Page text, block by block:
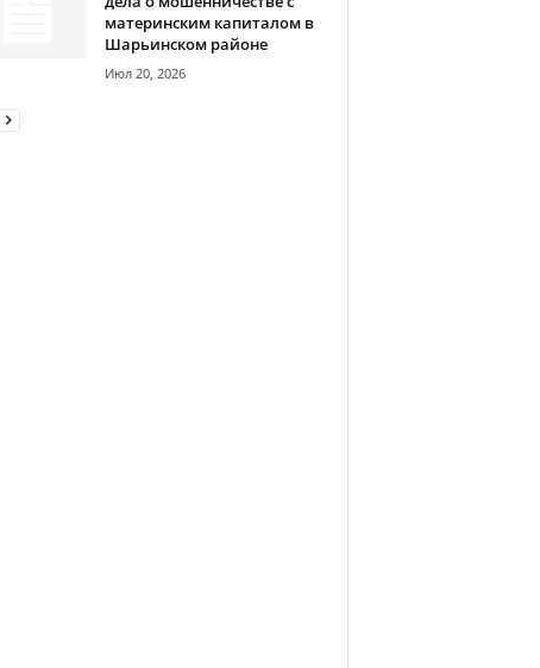
материнским капиталом в
Шарьинском районе
Июл 20, 2026